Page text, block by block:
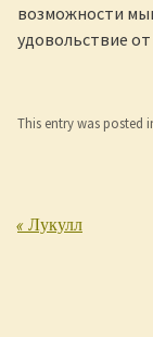
возможности
удовольствие
This entry was posted
Post
«Лукулл